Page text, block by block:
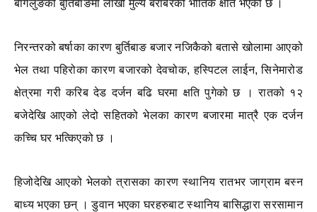
बागलुङको बुर्तिबाङमा लाखौं मुल्य बराबरको भौतिक क्षति भएको छ ।
निरन्तरको बर्षाका कारण बुर्तिबाङ बजार नजिकैको बतासे खोलामा आएको
भेल तथा पहिरोका कारण बजारको देवचोक, हस्पिटल लाईन, सिनेमारोड
क्षेत्रमा गरी करिब देड दर्जन बढि घरमा क्षति पुगेको छ । रातको १२
बजेदेखि आएको लेदो सहितको भेलका कारण बजारमा मात्रै एक दर्जन
कच्चि घर भत्किएको छ ।
हिजोदेखि आएको भेलको त्रासका कारण स्थानिय रातभर जाग्राम बस्न
बाध्य भएका छन् । डुवान भएका घरहरुबाट स्थानिय बासिद्धारा सरसामान